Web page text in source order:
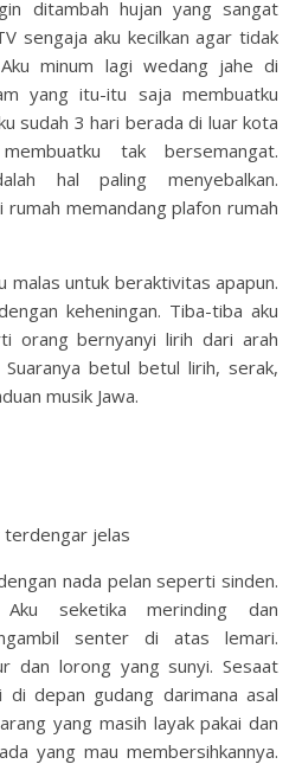
ditambah hujan yang sangat
sengaja aku kecilkan agar tidak
minum lagi wedang jahe di
yang itu-itu saja membuatku
sudah 3 hari berada di luar kota
tak bersemangat.
hal paling menyebalkan.
rumah memandang plafon rumah
malas untuk beraktivitas apapun.
keheningan. Tiba-tiba aku
orang bernyanyi lirih dari arah
Suaranya betul betul lirih, serak,
musik Jawa.
terdengar jelas
nada pelan seperti sinden.
seketika merinding dan
senter di atas lemari.
dan lorong yang sunyi. Sesaat
depan gudang darimana asal
yang masih layak pakai dan
yang mau membersihkannya.